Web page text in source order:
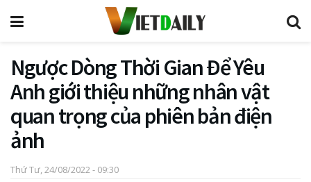
Ngược Dòng Thời Gian Để Yêu
Anh giới thiệu những nhân vật
quan trọng của phiên bản điện
ảnh
Thứ Tư, 24/08/2022 - 09:30